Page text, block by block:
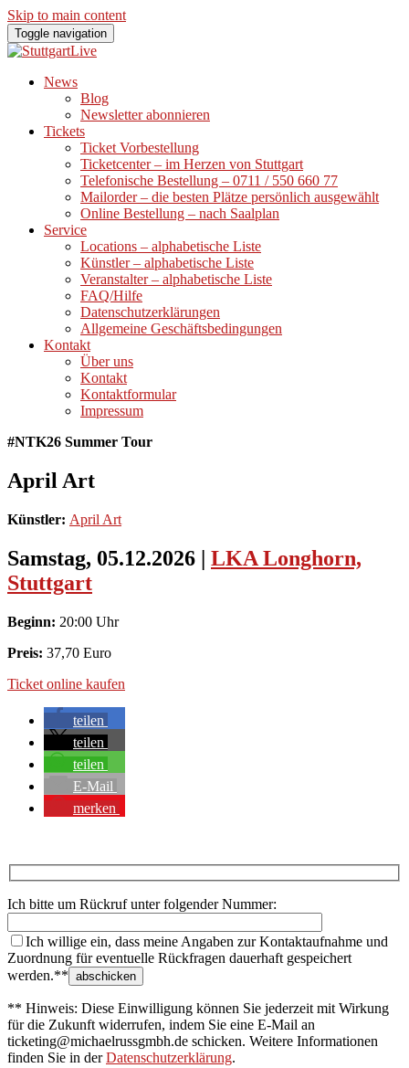
Skip to main content
Toggle navigation
News
Blog
Newsletter abonnieren
Tickets
Ticket Vorbestellung
Ticketcenter – im Herzen von Stuttgart
Telefonische Bestellung – 0711 / 550 660 77
Mailorder – die besten Plätze persönlich ausgewählt
Online Bestellung – nach Saalplan
Service
Locations – alphabetische Liste
Künstler – alphabetische Liste
Veranstalter – alphabetische Liste
FAQ/Hilfe
Datenschutzerklärungen
Allgemeine Geschäftsbedingungen
Kontakt
Über uns
Kontakt
Kontaktformular
Impressum
#NTK26 Summer Tour
April Art
Künstler: April Art
Samstag, 05.12.2026 | LKA Longhorn,
Stuttgart
Beginn: 20:00 Uhr
Preis: 37,70 Euro
Ticket online kaufen
teilen
teilen
teilen
E-Mail
merken
Ich bitte um Rückruf unter folgender Nummer:
Ich willige ein, dass meine Angaben zur Kontaktaufnahme und
Zuordnung für eventuelle Rückfragen dauerhaft gespeichert
werden.**
** Hinweis: Diese Einwilligung können Sie jederzeit mit Wirkung
für die Zukunft widerrufen, indem Sie eine E-Mail an
ticketing@michaelrussgmbh.de schicken. Weitere Informationen
finden Sie in derDatenschutzerklärung.